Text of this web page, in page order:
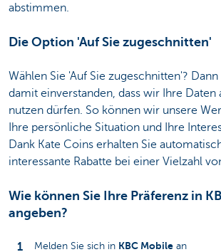
abstimmen.
Die Option 'Auf Sie zugeschnitten'
Wählen Sie 'Auf Sie zugeschnitten'?
damit einverstanden, dass wir Ihre Daten
nutzen dürfen. So können wir unsere
Ihre persönliche Situation und Ihre
Dank Kate Coins erhalten Sie
interessante Rabatte bei einer Vielzahl
Wie können Sie Ihre Präferenz in
angeben?
Melden Sie sich in KBC Mobile an